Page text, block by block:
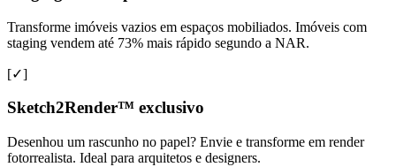
Transforme imóveis vazios em espaços mobiliados. Imóveis com
staging vendem até 73% mais rápido segundo a NAR.
[✓]
Sketch2Render™ exclusivo
Desenhou um rascunho no papel? Envie e transforme em render
fotorrealista. Ideal para arquitetos e designers.